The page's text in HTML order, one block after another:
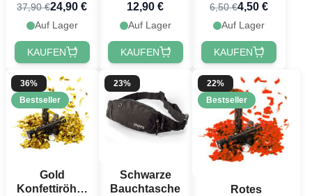
Mundstücken
37,90 €24,90 €
Auf Lager
KAUFEN
12,90 €
Auf Lager
KAUFEN
PartyVikings -
Metallic
6,50 €4,50 €
Auf Lager
KAUFEN
36%
Bestseller
Gold
Konfettiröhre
23%
Schwarze
Bauchtasche
22%
Bestseller
Rotes